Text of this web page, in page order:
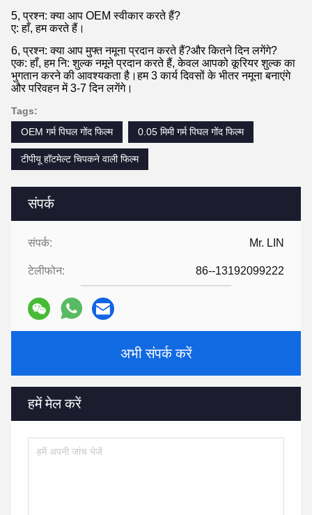
संपर्क
संपर्क: Mr. LIN
टेलीफोन: 86--13192099222
अभी संपर्क करें
हमें मेल करें
5, प्रश्न: क्या आप OEM स्वीकार करते हैं?
ए: हाँ, हम करते हैं।
6, प्रश्न: क्या आप मुफ्त नमूना प्रदान करते हैं?और कितने दिन लगेंगे?
एक: हाँ, हम नि: शुल्क नमूने प्रदान करते हैं, केवल आपको कूरियर शुल्क का
भुगतान करने की आवश्यकता है।हम 3 कार्य दिवसों के भीतर नमूना बनाएंगे
और परिवहन में 3-7 दिन लगेंगे।
Tags:
OEM गर्म पिघल गोंद फिल्म
0.05 मिमी गर्म पिघल गोंद फिल्म
टीपीयू हॉटमेल्ट चिपकने वाली फिल्म